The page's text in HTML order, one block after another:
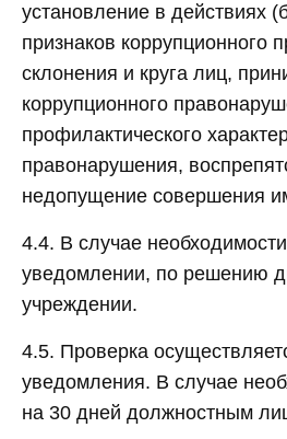
установление в действиях
признаков коррупционного
склонения и круга лиц,
коррупционного
профилактического
правонарушения,
недопущение совершения
4.4. В случае
уведомлении, по решению
учреждении.
4.5. Проверка
уведомления. В случае
на 30 дней должностным